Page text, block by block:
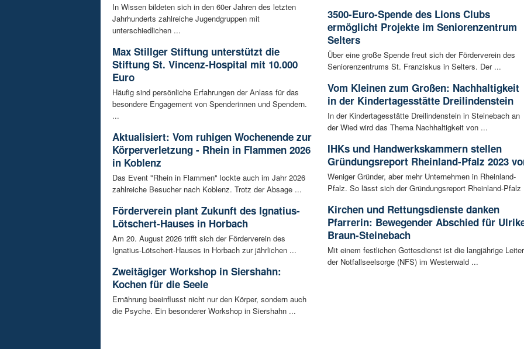
In Wissen bildeten sich in den 60er Jahren des letzten
Jahrhunderts zahlreiche Jugendgruppen mit
unterschiedlichen ...
Max Stillger Stiftung unterstützt die
Stiftung St. Vincenz-Hospital mit 10.000
Euro
Häufig sind persönliche Erfahrungen der Anlass für das
besondere Engagement von Spenderinnen und Spendern.
...
Aktualisiert: Vom ruhigen Wochenende zur
Körperverletzung - Rhein in Flammen 2026
in Koblenz
Das Event "Rhein in Flammen" lockte auch im Jahr 2026
zahlreiche Besucher nach Koblenz. Trotz der Absage ...
Förderverein plant Zukunft des Ignatius-
Lötschert-Hauses in Horbach
Am 20. August 2026 trifft sich der Förderverein des
Ignatius-Lötschert-Hauses in Horbach zur jährlichen ...
Zweitägiger Workshop in Siershahn:
Kochen für die Seele
Ernährung beeinflusst nicht nur den Körper, sondern auch
die Psyche. Ein besonderer Workshop in Siershahn ...
3500-Euro-Spende des Lions Clubs
ermöglicht Projekte im Seniorenzentrum
Selters
Über eine große Spende freut sich der Förderverein des
Seniorenzentrums St. Franziskus in Selters. Der ...
Vom Kleinen zum Großen: Nachhaltigkeit
in der Kindertagesstätte Dreilindenstein
In der Kindertagesstätte Dreilindenstein in Steinebach an
der Wied wird das Thema Nachhaltigkeit von ...
IHKs und Handwerkskammern stellen
Gründungsreport Rheinland-Pfalz 2023
Weniger Gründer, aber mehr Unternehmen in Rheinland-
Pfalz. So lässt sich der Gründungsreport Rheinland-Pfalz
Kirchen und Rettungsdienste danken
Pfarrerin: Bewegender Abschied für
Braun-Steinebach
Mit einem festlichen Gottesdienst ist die langjährige
der Notfallseelsorge (NFS) im Westerwald ...